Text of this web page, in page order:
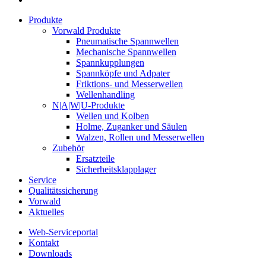
Produkte
Vorwald Produkte
Pneumatische Spannwellen
Mechanische Spannwellen
Spannkupplungen
Spannköpfe und Adpater
Friktions- und Messerwellen
Wellenhandling
N|A|W|U-Produkte
Wellen und Kolben
Holme, Zuganker und Säulen
Walzen, Rollen und Messerwellen
Zubehör
Ersatzteile
Sicherheitsklapplager
Service
Qualitätssicherung
Vorwald
Aktuelles
Web-Serviceportal
Kontakt
Downloads